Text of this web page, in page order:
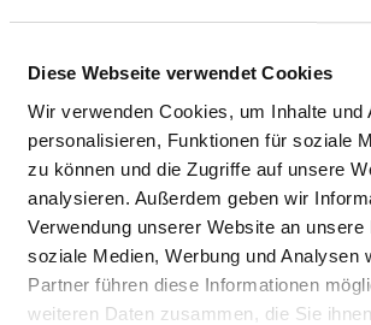
Diese Webseite verwendet Cookies
Wir verwenden Cookies, um Inhalte und
personalisieren, Funktionen für soziale
zu können und die Zugriffe auf unsere
analysieren. Außerdem geben wir
Verwendung unserer Website an unsere
soziale Medien, Werbung und Analysen
Partner führen diese Informationen
weiteren Daten zusammen, die Sie
Passend dazu:
Medizinische Leistungen
Medizinisch-pflegerische Leistungen